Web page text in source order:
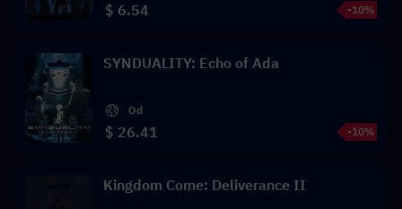
$ 6.54 -10%
SYNDUALITY: Echo of Ada
Od
$ 26.41 -10%
Kingdom Come: Deliverance II